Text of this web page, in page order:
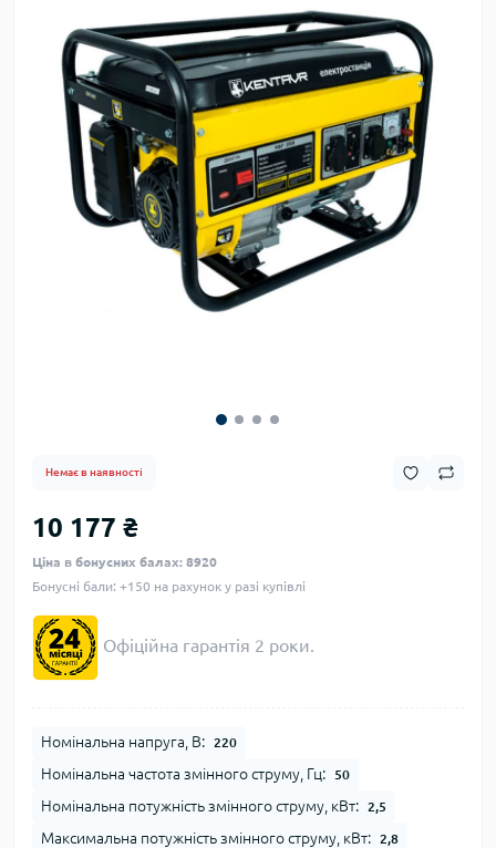
Немає в наявності
10 177 ₴
Ціна в бонусних балах: 8920
Бонусні бали: +150 на рахунок у разі купівлі
Офіційна гарантія 2 роки.
Номінальна напруга, В: 220
Номінальна частота змінного струму, Гц: 50
Номінальна потужність змінного струму, кВт: 2,5
Максимальна потужність змінного струму, кВт: 2,8